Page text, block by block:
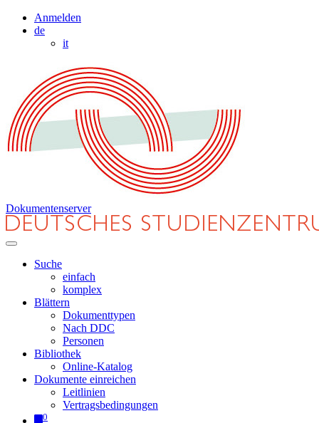
Anmelden
de
it
Dokumentenserver
Suche
einfach
komplex
Blättern
Dokumenttypen
Nach DDC
Personen
Bibliothek
Online-Katalog
Dokumente einreichen
Leitlinien
Vertragsbedingungen
0